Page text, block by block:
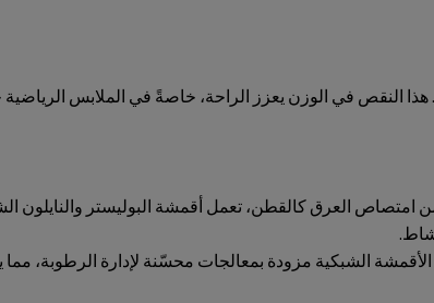
هذا النقص في الوزن يعزز الراحة، خاصةً في الملابس
من امتصاص العرق كالقطن، تعمل أقمشة البوليستر
الشبكية مزودة بمعالجات محسّنة لإدارة الرطوبة، مما